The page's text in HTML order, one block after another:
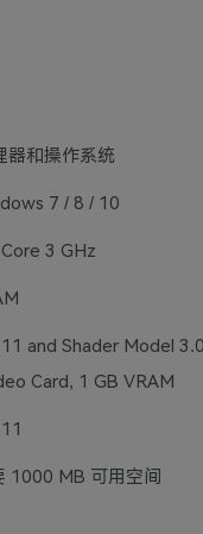
器和操作系统
7 / 8 / 10
3 GHz
and Shader Model
Card, 1 GB VRAM
11
1000 MB 可用空间